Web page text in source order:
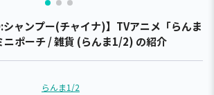
シャンプー(チャイナ)】TVアニメ「らんま
ポーチ / 雑貨 (らんま1/2) の紹介
らんま1/2